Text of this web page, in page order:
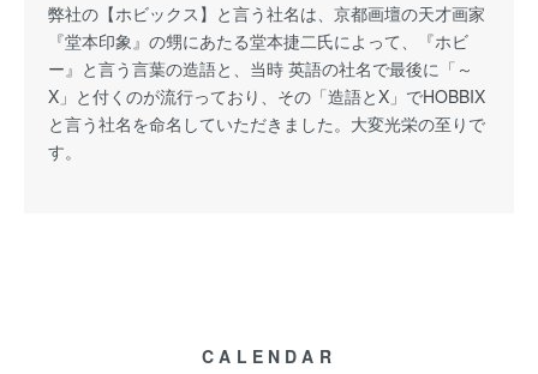
弊社の【ホビックス】と言う社名は、京都画壇の天才画家
『堂本印象』の甥にあたる堂本捷二氏によって、『ホビ
ー』と言う言葉の造語と、当時 英語の社名で最後に「～
X」と付くのが流行っており、その「造語とX」でHOBBIX
と言う社名を命名していただきました。大変光栄の至りで
す。
CALENDAR